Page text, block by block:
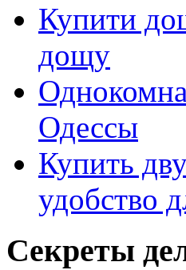
Купити
дощу
Одессы
Купить
удобство
Секреты